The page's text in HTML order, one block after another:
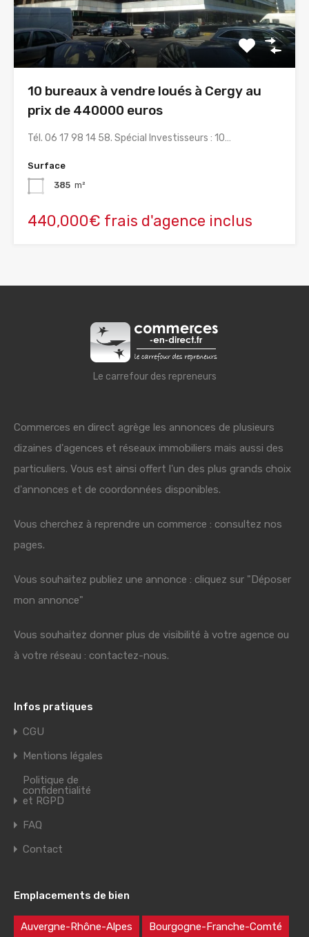
10 bureaux à vendre loués à Cergy au
prix de 440000 euros
Tél. 06 17 98 14 58. Spécial Investisseurs : 10…
Surface
385 m²
440,000€ frais d'agence inclus
Le carrefour des repreneurs
Commerces en direct agrège les annonces de plusieurs
dizaines d'agences et réseaux immobiliers mais aussi des
particuliers. Vous est ainsi offert l'un des plus grands choix
d'annonces et de coordonnées disponibles.
Vous cherchez à reprendre un commerce : consultez nos
pages.
Vous souhaitez publiez une annonce : cliquez sur "Déposer
mon annonce"
Vous souhaitez donner plus de visibilité à votre agence ou
à votre réseau : contactez-nous.
Infos pratiques
CGU
Mentions légales
Politique de
confidentialité
et RGPD
FAQ
Contact
Emplacements de bien
Auvergne-Rhône-Alpes Bourgogne-Franche-Comté